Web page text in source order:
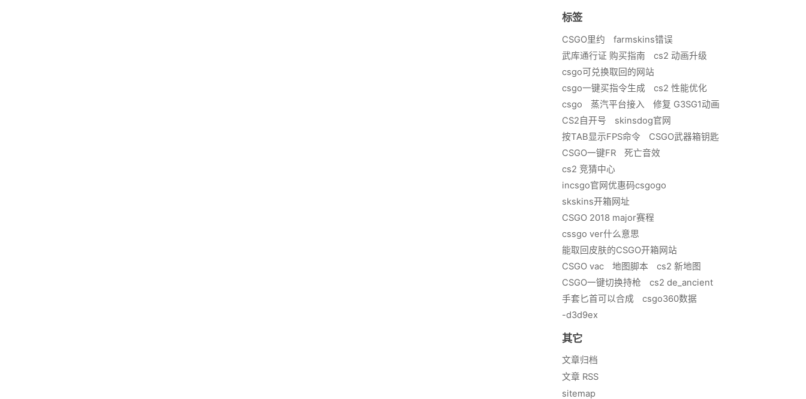
标签
CSGO里约
farmskins错误
武库通行证 购买指南
cs2 动画升级
csgo可兑换取回的网站
csgo一键买指令生成
cs2 性能优化
csgo
蒸汽平台接入
修复 G3SG1动画
CS2自开号
skinsdog官网
按TAB显示FPS命令
CSGO武器箱钥匙
CSGO一键FR
死亡音效
cs2 竞猜中心
incsgo官网优惠码csgogo
skskins开箱网址
CSGO 2018 major赛程
cssgo ver什么意思
能取回皮肤的CSGO开箱网站
CSGO vac
地图脚本
cs2 新地图
CSGO一键切换持枪
cs2 de_ancient
手套匕首可以合成
csgo360数据
-d3d9ex
其它
文章归档
文章 RSS
sitemap